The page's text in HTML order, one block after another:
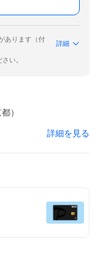
あります（付
詳細
い。
）
詳細を見る